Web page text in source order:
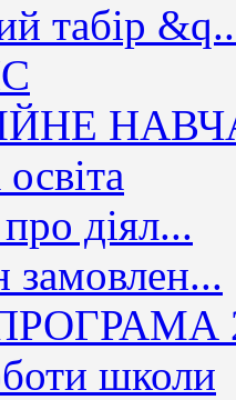
табір
діял...
замовлен...
школи